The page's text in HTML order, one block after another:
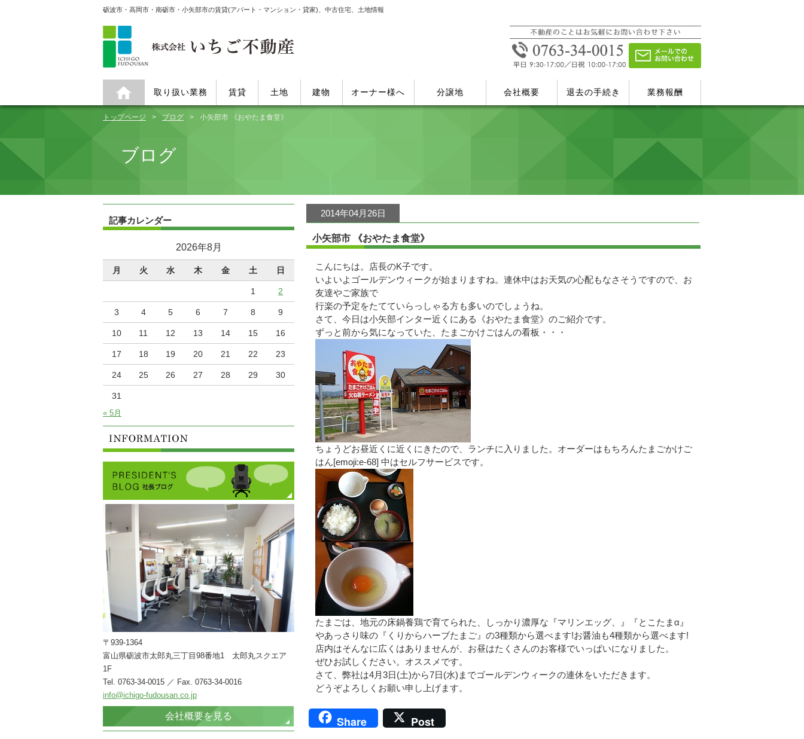
砺波市・高岡市・南砺市・小矢部市の賃貸(アパート・マンション・貸家)、中古住宅、土地情報
取り扱い業務 賃貸 土地 建物 オーナー様へ 分譲地 会社概要 退去の手続き 業務報酬
トップページ ブログ 小矢部市 《おやたま食堂》
ブログ
2014年04月26日
小矢部市 《おやたま食堂》
こんにちは。店長のK子です。
いよいよゴールデンウィークが始まりますね。連休中はお天気の心配もなさそうですので、お
友達やご家族で
行楽の予定をたてていらっしゃる方も多いのでしょうね。
さて、今日は小矢部インター近くにある《おやたま食堂》のご紹介です。
ずっと前から気になっていた、たまごかけごはんの看板・・・
ちょうどお昼近くに近くにきたので、ランチに入りました。オーダーはもちろんたまごかけご
はん[emoji:e-68] 中はセルフサービスです。
たまごは、地元の床鍋養鶏で育てられた、しっかり濃厚な『マリンエッグ、』『とこたまα』
やあっさり味の『くりからハーブたまご』の3種類から選べます!お醤油も4種類から選べます!
店内はそんなに広くはありませんが、お昼はたくさんのお客様でいっぱいになりました。
ぜひお試しください。オススメです。
さて、弊社は4月3日(土)から7日(水)までゴールデンウィークの連休をいただきます。
どうぞよろしくお願い申し上げます。
Share Post
記事カレンダー
2026年8月
月 火 水 木 金 土 日
1 2
3 4 5 6 7 8 9
10 11 12 13 14 15 16
17 18 19 20 21 22 23
24 25 26 27 28 29 30
31
« 5月
〒939-1364
富山県砺波市太郎丸三丁目98番地1 太郎丸スクエア
1F
Tel. 0763-34-0015 ／ Fax. 0763-34-0016
info@ichigo-fudousan.co.jp
会社概要を見る